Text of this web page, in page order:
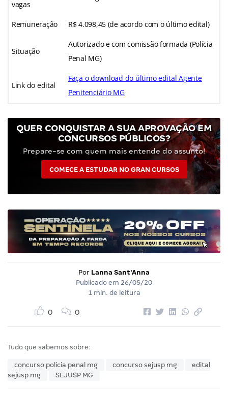
vagas
Remuneração R$ 4.098,45 (de acordo com o último edital)
Situação
Autorizado e com comissão formada (Polícia
Penal MG)
Link do edital
Faça o download do último edital Agente
Penitenciário MG
QUER CONQUISTAR A SUA APROVAÇÃO EM
CONCURSOS PÚBLICOS?
Prepare-se com quem mais entende do assunto!
COMECE A ESTUDAR NO GRAN CURSOS
Por Lanna Sant'Anna
Publicado em 26/05/20
1 min. de leitura
0 0
Tudo que sabemos sobre:
concurso policia penal mg concurso sejusp mg
edital
sejusp mg
SEJUSP MG